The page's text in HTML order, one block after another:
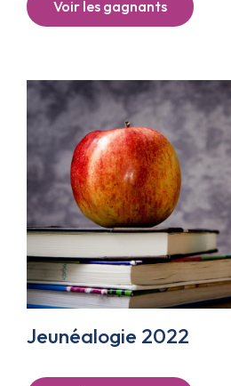
Voir les gagnants
Jeunéalogie 2022